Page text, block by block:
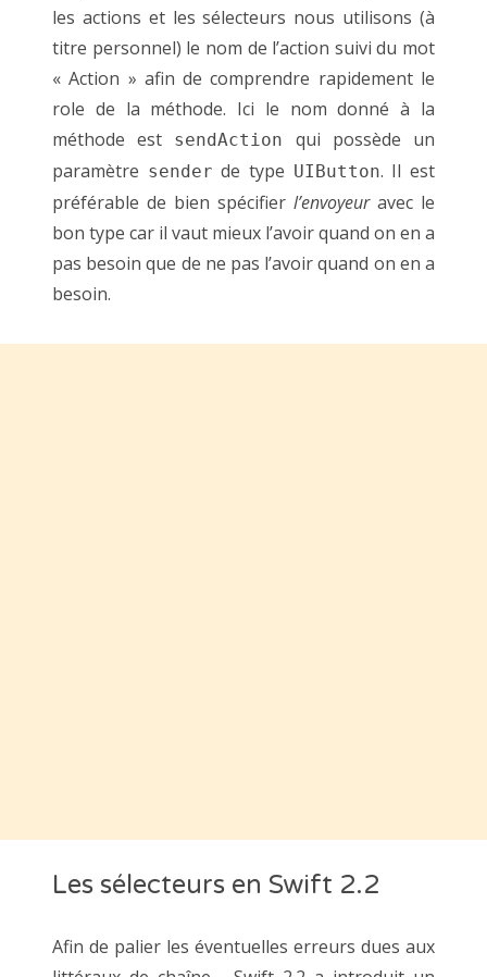
les actions et les sélecteurs nous utilisons (à
titre personnel) le nom de l’action suivi du mot
« Action » afin de comprendre rapidement le
role de la méthode. Ici le nom donné à la
méthode est
sendAction
qui possède un
paramètre sender de type UIButton. Il est
préférable de bien spécifier l’envoyeuravec le
bon type car il vaut mieux l’avoir quand on en a
pas besoin que de ne pas l’avoir quand on en a
besoin.
Les sélecteurs en Swift 2.2
Afin de palier les éventuelles erreurs dues aux